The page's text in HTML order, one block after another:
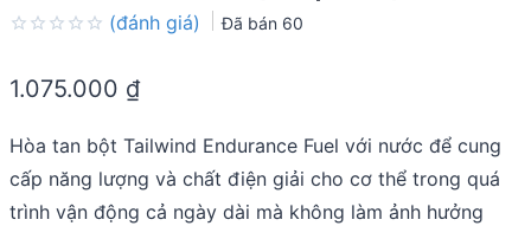
out
(đánh giá) Đã bán 60
1.075.000 ₫
Hòa tan bột Tailwind Endurance Fuel với nước để cung
cấp năng lượng và chất điện giải cho cơ thể trong quá
trình vận động cả ngày dài mà không làm ảnh hưởng